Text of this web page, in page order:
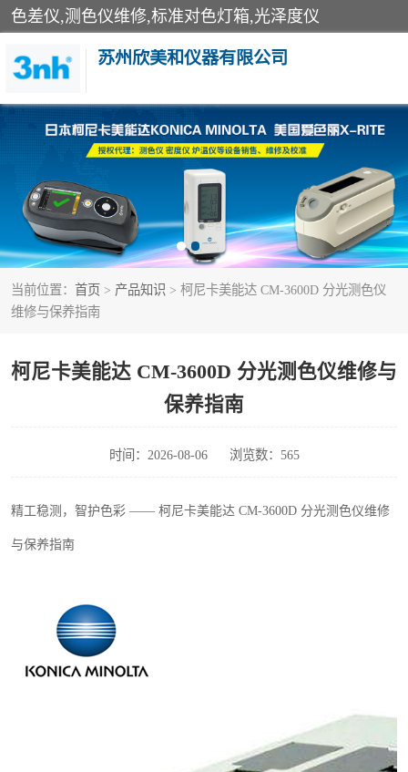
色差仪,测色仪维修,标准对色灯箱,光泽度仪
苏州欣美和仪器有限公司
当前位置： 首页 > 产品知识 > 柯尼卡美能达 CM-3600D 分光测色仪
维修与保养指南
柯尼卡美能达 CM-3600D 分光测色仪维修与
保养指南
时间：2026-08-06 浏览数：565
精工稳测，智护色彩 —— 柯尼卡美能达 CM-3600D 分光测色仪维修
与保养指南
3nh色差仪
分光色差仪
美能达色差计
3nh分光测色仪
雾度透过率仪
炉温仪维修
通用仪器产品
配色软件